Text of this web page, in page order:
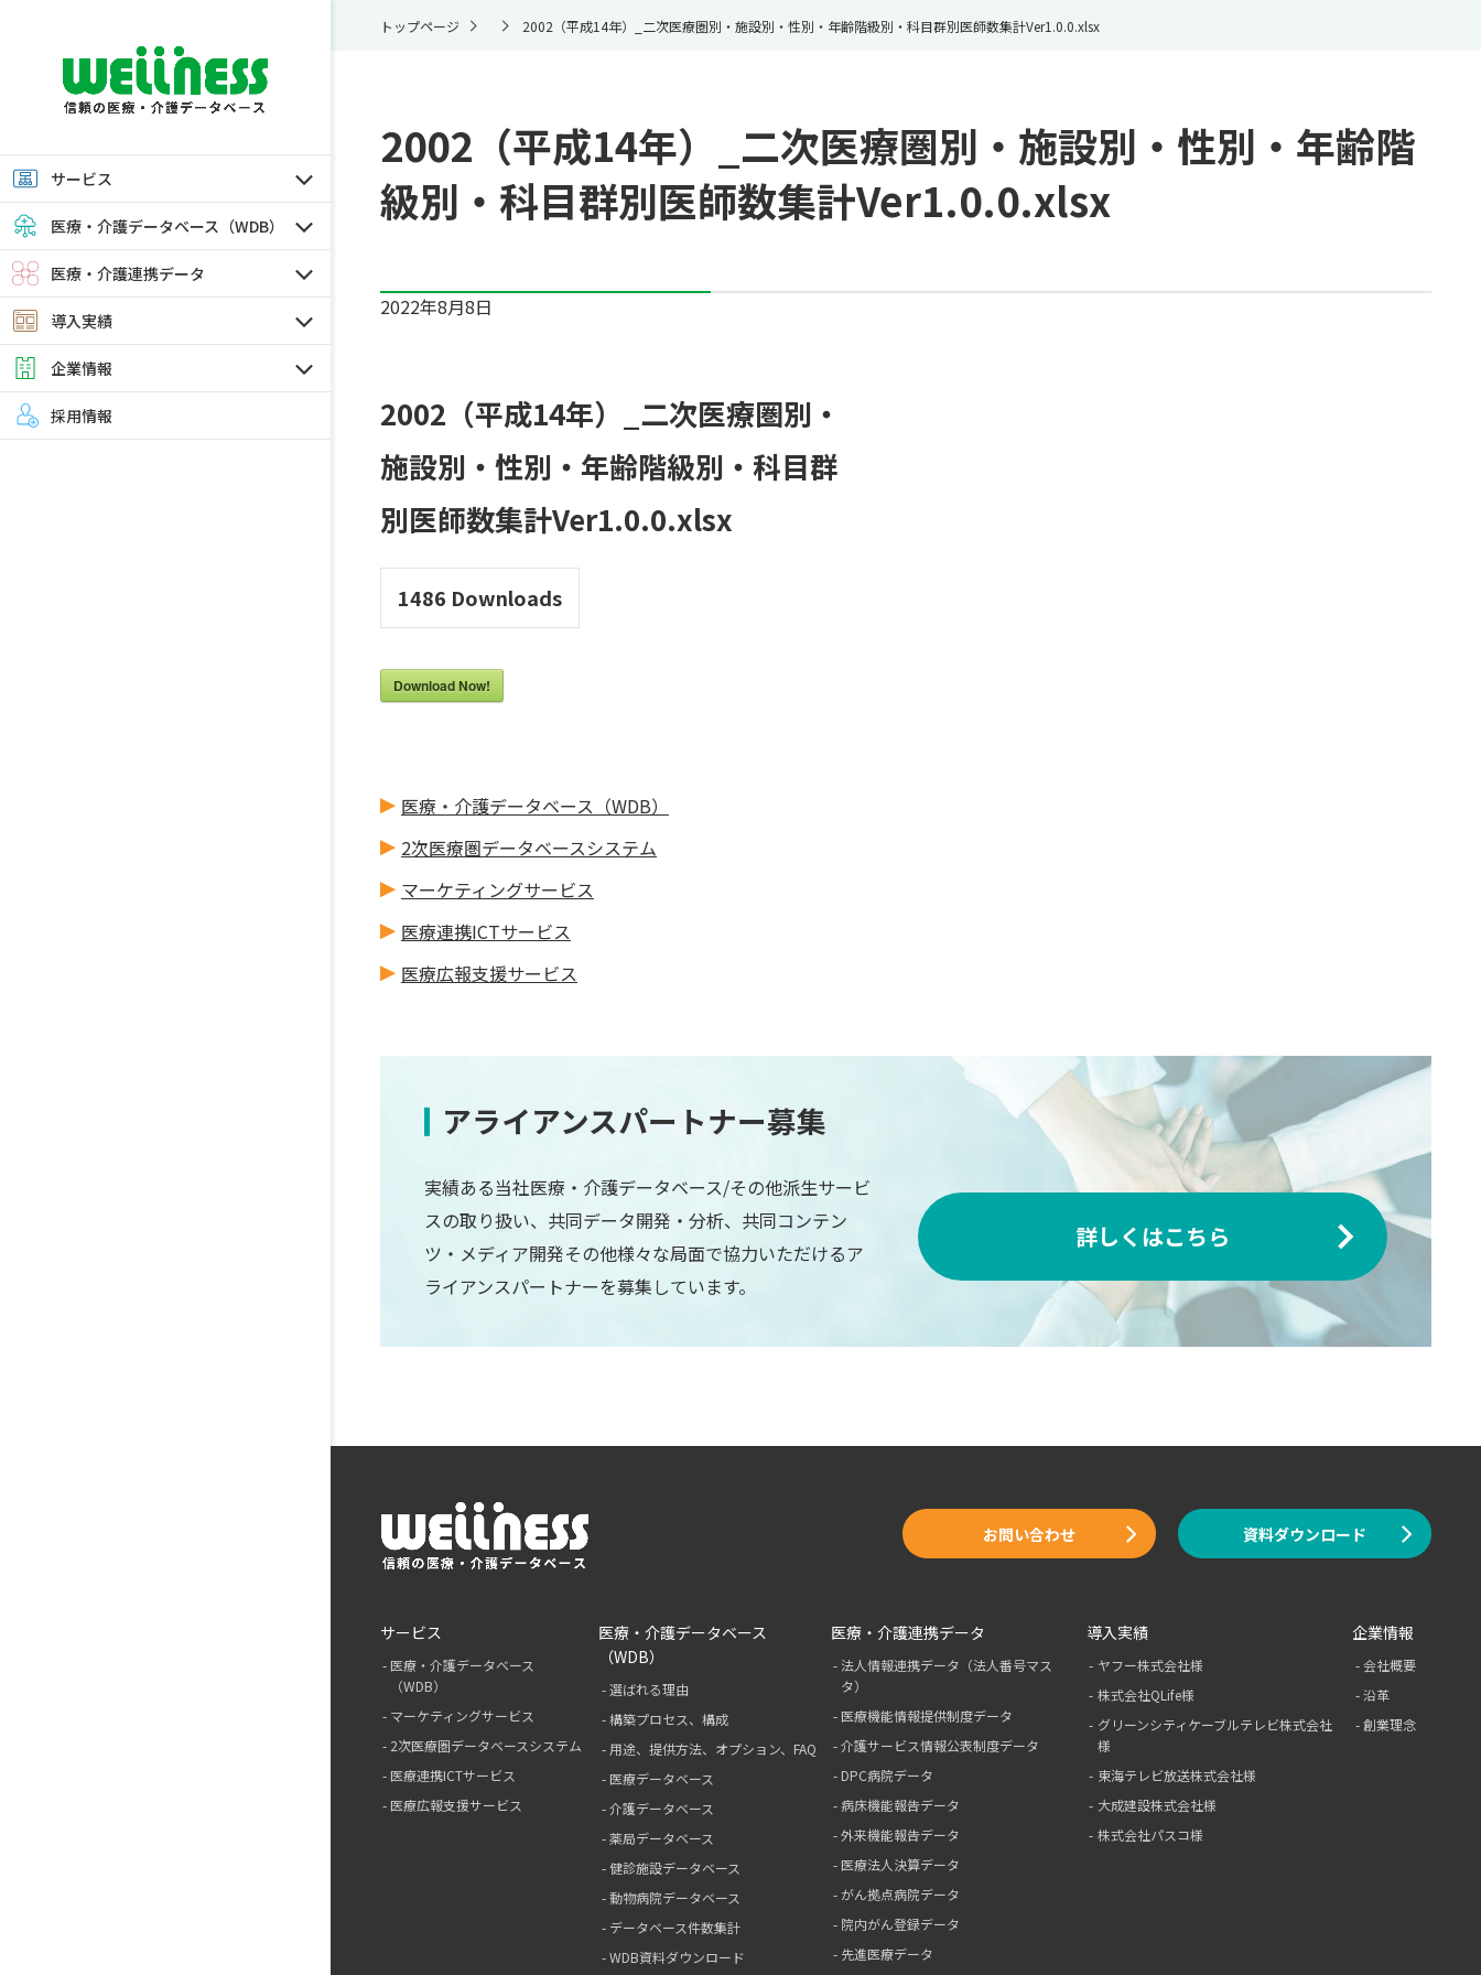
サービス
医療・介護データベース（WDB）
医療・介護連携データ
導入実績
企業情報
採用情報
トップページ 2002（平成14年）_二次医療圏別・施設別・性別・年齢階級別・科目群別医師数集計Ver1.0.0.xlsx
2002（平成14年）_二次医療圏別・施設別・性別・年齢階
級別・科目群別医師数集計Ver1.0.0.xlsx
2022年8月8日
2002（平成14年）_二次医療圏別・
施設別・性別・年齢階級別・科目群
別医師数集計Ver1.0.0.xlsx
1486 Downloads
Download Now!
医療・介護データベース（WDB）
2次医療圏データベースシステム
マーケティングサービス
医療連携ICTサービス
医療広報支援サービス
アライアンスパートナー募集
実績ある当社医療・介護データベース/その他派生サービ
スの取り扱い、共同データ開発・分析、共同コンテン
ツ・メディア開発その他様々な局面で協力いただけるア
ライアンスパートナーを募集しています。
詳しくはこちら
お問い合わせ 資料ダウンロード
サービス
医療・介護データベース
（WDB）
マーケティングサービス
2次医療圏データベースシステム
医療連携ICTサービス
医療広報支援サービス
医療・介護データベース
（WDB）
選ばれる理由
構築プロセス、構成
用途、提供方法、オプション、FAQ
医療データベース
介護データベース
薬局データベース
健診施設データベース
動物病院データベース
データベース件数集計
WDB資料ダウンロード
医療・介護連携データ
法人情報連携データ（法人番号マス
タ）
医療機能情報提供制度データ
介護サービス情報公表制度データ
DPC病院データ
病床機能報告データ
外来機能報告データ
医療法人決算データ
がん拠点病院データ
院内がん登録データ
先進医療データ
導入実績
ヤフー株式会社様
株式会社QLife様
グリーンシティケーブルテレビ株式会社
様
東海テレビ放送株式会社様
大成建設株式会社様
株式会社パスコ様
企業情報
会社概要
沿革
創業理念